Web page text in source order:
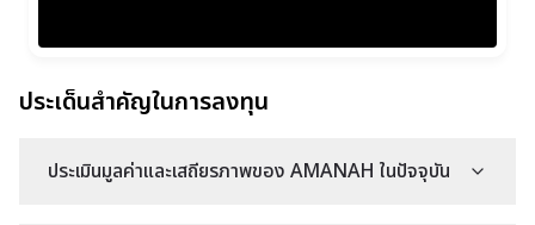
ประเด็นสำคัญในการลงทุน
ประเมินมูลค่าและเสถียรภาพของ AMANAH ในปัจจุบัน